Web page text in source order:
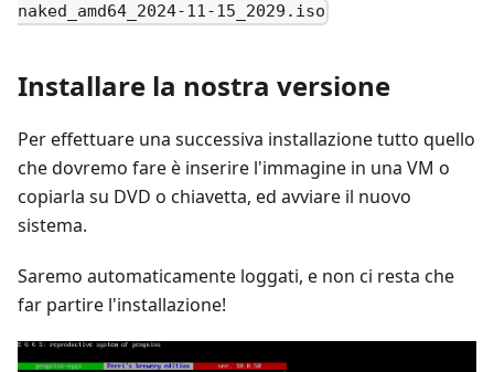
naked_amd64_2024-11-15_2029.iso
Installare la nostra versione
Per effettuare una successiva installazione tutto quello
che dovremo fare è inserire l'immagine in una VM o
copiarla su DVD o chiavetta, ed avviare il nuovo
sistema.
Saremo automaticamente loggati, e non ci resta che
far partire l'installazione!